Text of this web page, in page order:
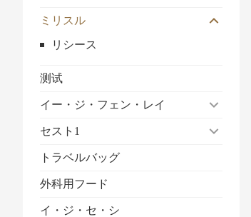
ミリスル
リシース
测试
イー・ジ・フェン・レイ
セスト1
トラベルバッグ
外科用フード
イ・ジ・セ・シ